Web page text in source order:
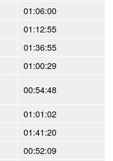
01:06:00
01:12:55
01:36:55
01:00:29
00:54:48
01:01:02
01:41:20
00:52:09